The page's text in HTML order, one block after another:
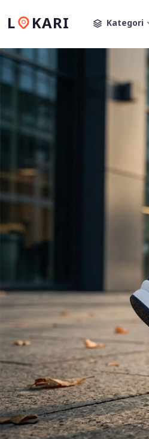
L KARI Kategori